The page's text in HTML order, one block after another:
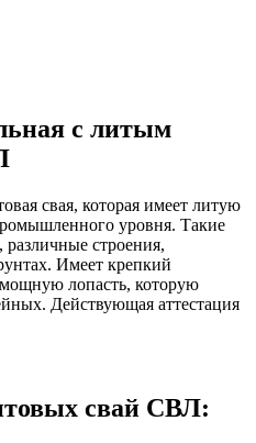
с литым
свая, которая имеет литую
уровня. Такие
строения,
Имеет крепкий
лопасть, которую
Действующая аттестация
свай СВЛ: